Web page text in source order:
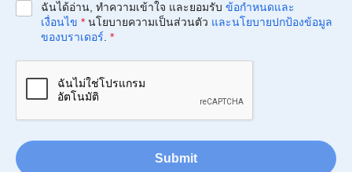
ฉันได้อ่าน, ทำความเข้าใจ และยอมรับ ข้อกำหนดและ
เงื่อนไข * นโยบายความเป็นส่วนตัว และนโยบายปกป้องข้อมูล
ของบราเดอร์ *
Submit